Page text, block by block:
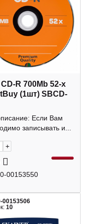
R 700Mb 52-х
(1шт) SBCD-
Если Вам
записывать и...
+
00153550
00153506
10